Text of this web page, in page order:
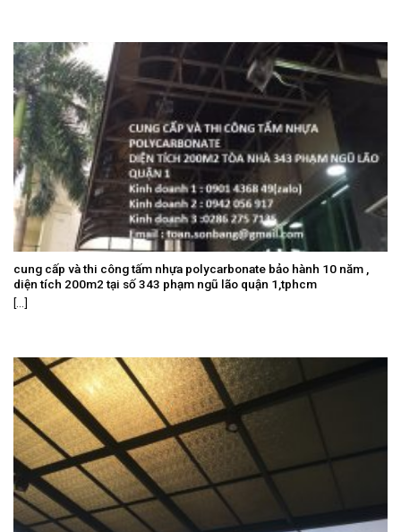
cung cấp và thi công tấm nhựa polycarbonate bảo hành 10 năm ,
diện tích 200m2 tại số 343 phạm ngũ lão quận 1,tphcm
[...]